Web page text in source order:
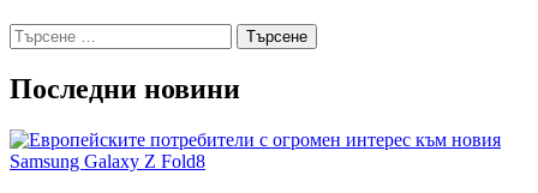
Търсене
за:
Последни новини